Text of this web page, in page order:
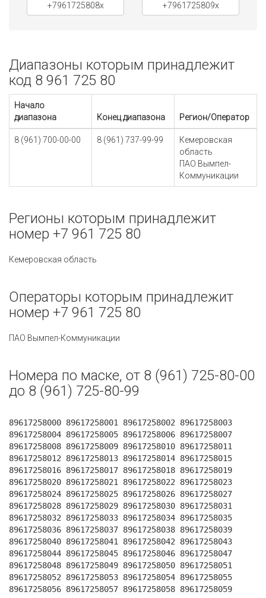
+7961725808x +7961725809x
Диапазоны которым принадлежит
код 8 961 725 80
Начало
диапазона
Конец диапазона Регион/Оператор
8 (961) 700-00-00 8 (961) 737-99-99
Кемеровская
область
ПАО Вымпел-
Коммуникации
Регионы которым принадлежит
номер +7 961 725 80
Кемеровская область
Операторы которым принадлежит
номер +7 961 725 80
ПАО Вымпел-Коммуникации
Номера по маске, от 8 (961) 725-80-00
до 8 (961) 725-80-99
89617258000 89617258001 89617258002 89617258003
89617258004 89617258005 89617258006 89617258007
89617258008 89617258009 89617258010 89617258011
89617258012 89617258013 89617258014 89617258015
89617258016 89617258017 89617258018 89617258019
89617258020 89617258021 89617258022 89617258023
89617258024 89617258025 89617258026 89617258027
89617258028 89617258029 89617258030 89617258031
89617258032 89617258033 89617258034 89617258035
89617258036 89617258037 89617258038 89617258039
89617258040 89617258041 89617258042 89617258043
89617258044 89617258045 89617258046 89617258047
89617258048 89617258049 89617258050 89617258051
89617258052 89617258053 89617258054 89617258055
89617258056 89617258057 89617258058 89617258059